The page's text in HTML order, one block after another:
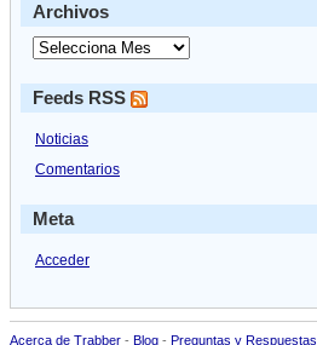
Archivos
Feeds RSS
Noticias
Comentarios
Meta
Acceder
Acerca de Trabber - Blog - Preguntas y Respuestas